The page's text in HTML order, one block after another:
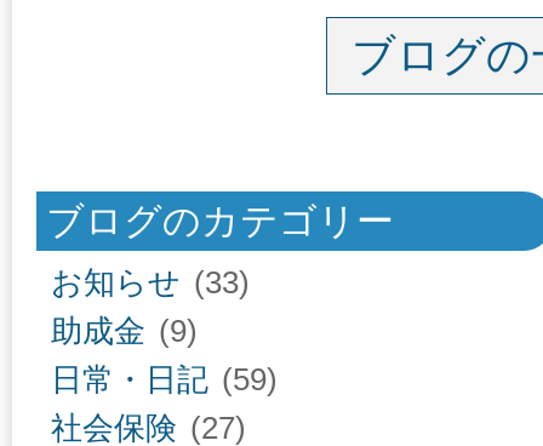
ブログ
ブログのカテゴリー
お知らせ (33)
助成金 (9)
日常・日記 (59)
社会保険 (27)